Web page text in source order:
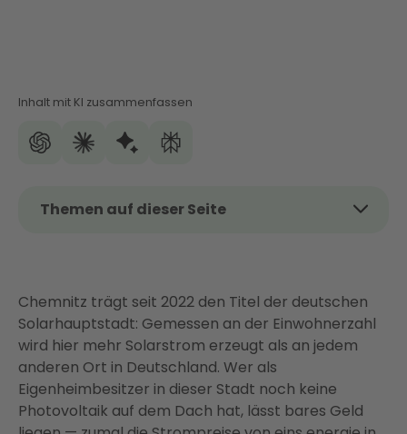
Inhalt mit KI zusammenfassen
Themen auf dieser Seite
Was kostet eine PV-Anlage in Chemnitz?
Förderung und Steuervorteile für PV in Chemnitz
Ist Ihr Dach in Chemnitz geeignet?
Von der Planung bis zur Inbetriebnahme: So läuft
Ihr PV-Projekt mit Enter
Chemnitz trägt seit 2022 den Titel der deutschen
Solarhauptstadt: Gemessen an der Einwohnerzahl
wird hier mehr Solarstrom erzeugt als an jedem
anderen Ort in Deutschland. Wer als
Eigenheimbesitzer in dieser Stadt noch keine
Photovoltaik auf dem Dach hat, lässt bares Geld